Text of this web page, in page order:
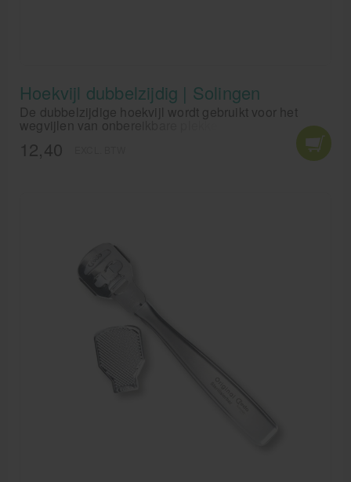
Hoekvijl dubbelzijdig | Solingen
De dubbelzijdige hoekvijl wordt gebruikt voor het
wegvijlen van onbereikbare plekken waar met een
grote vijl niet bij te komen is.
12,40